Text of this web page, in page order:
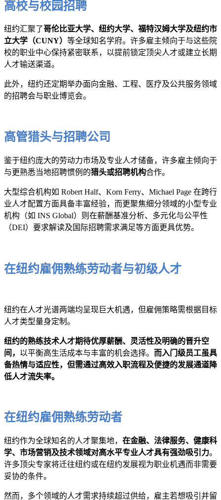
高校与校园招聘
纽约汇聚了哥伦比亚大学、纽约大学、福特汉姆大学及纽约市
立大学（CUNY） 等全球知名学府。许多雇主倾向于与这些院
校的职业中心保持紧密联系，以提前锁定顶尖人才或建立长期
人才输送渠道。
此外，纽约还定期举办面向金融、工程、医疗及公共服务领域
的招聘会与职业博览会。
高管猎头与招聘公司
鉴于纽约庞大的劳动力市场及专业人才储备，许多雇主倾向于
与更熟悉当地招聘惯例的猎头或招聘机构合作。
大型综合机构如 Robert Half、Korn Ferry、Michael Page 在跨行
业人才配置方面具备丰富经验，而更聚焦细分领域的小型专业
机构（如 INS Global）则在薪酬基准分析、多元化与公平性
（DEI）要求解读及国际招聘需求满足等方面更具优势。
在纽约雇佣熟练劳动者与初级人才
纽约在人才光谱两端均呈现巨大机遇，但雇佣策略需根据目标
人才类型量身定制。
纽约的熟练技术人才期待优厚薪酬、灵活性及明确的晋升空
间， 以平衡高生活成本与丰富的机会选择。 而入门级员工虽具
备热情与适应性，但需通过高效入职流程及便捷的发展通道降
低人才流失率。
在纽约雇佣熟练劳动者
纽约作为全球知名的人才聚集地， 在金融、法律服务、健康科
学、市场营销及技术领域对高水平专业人才具有强劲吸引力。
许多顶尖专家将迁往纽约或在纽约发展视为职业机遇而非需要
妥协的条件。
然而，多个领域的人才需求持续超过供给，雇主若想吸引并留